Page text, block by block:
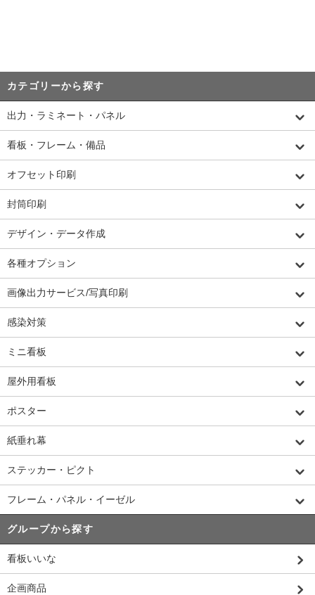
カテゴリーから探す
出力・ラミネート・パネル
看板・フレーム・備品
オフセット印刷
封筒印刷
デザイン・データ作成
各種オプション
画像出力サービス/写真印刷
感染対策
ミニ看板
屋外用看板
ポスター
紙垂れ幕
ステッカー・ピクト
フレーム・パネル・イーゼル
グループから探す
看板いいな
企画商品